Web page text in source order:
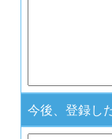
今後、登録し